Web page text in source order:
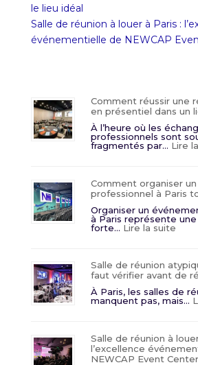
le lieu idéal
Salle de réunion à louer à Paris :
événementielle de NEWCAP
Comment réussir une
en présentiel dans un
À l’heure où les
professionnels sont
fragmentés par… Lire
Comment organiser
professionnel à Paris
Organiser un
à Paris représente
forte… Lire la suite:
à
Paris
en-
Salle de réunion
faut vérifier avant de
À Paris, les salles de
manquent pas, mais…
Salle de réunion à
l’excellence
NEWCAP Event Center